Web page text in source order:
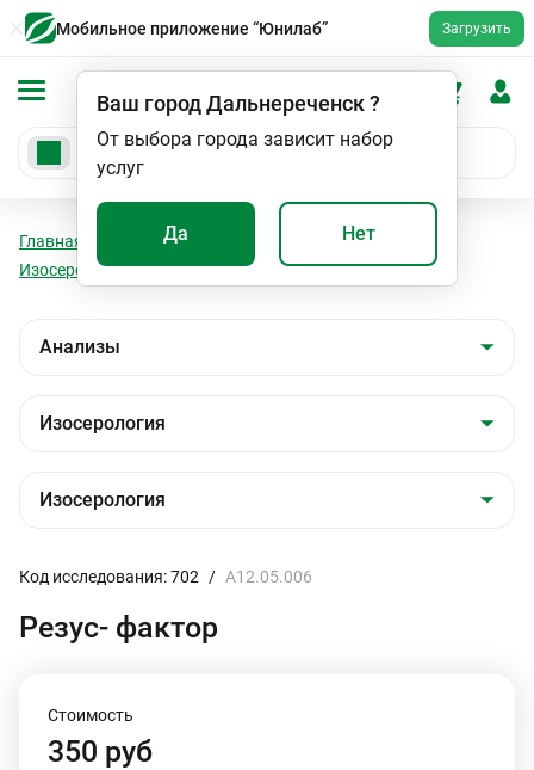
Мобильное приложение “Юнилаб” Загрузить
Ваш городДальнереченск?
От выбора города зависит набор
услуг
Да Нет
Главная Анализы
Изосерология
Изосерология
Резус- фактор
Код исследования: 702 / A12.05.006
Резус- фактор
Стоимость
350 руб